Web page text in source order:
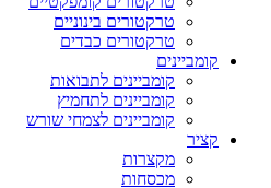
טרקטורים בינוניים
טרקטורים כבדים
קומביינים
קומביינים לתבואות
קומביינים לתחמיץ
קומביינים לצמחי שורש
קציר
מקצרות
מכסחות